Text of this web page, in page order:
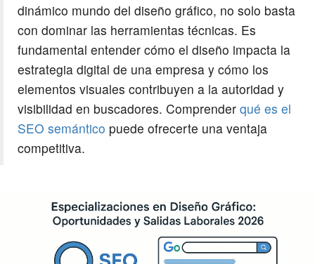
dinámico mundo del diseño gráfico, no solo basta
con dominar las herramientas técnicas. Es
fundamental entender cómo el diseño impacta la
estrategia digital de una empresa y cómo los
elementos visuales contribuyen a la autoridad y
visibilidad en buscadores. Comprender qué es el
SEO semántico puede ofrecerte una ventaja
competitiva.